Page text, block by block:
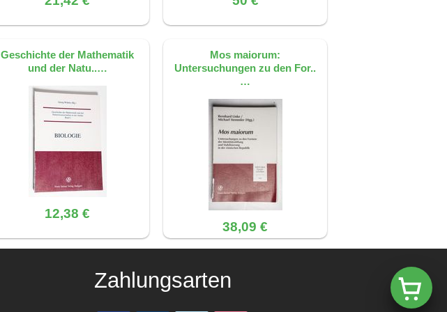
Geschichte der Mathematik
und der Natu..…
12,38 €
Mos maiorum:
Untersuchungen zu den For..
…
38,09 €
Zahlungsarten